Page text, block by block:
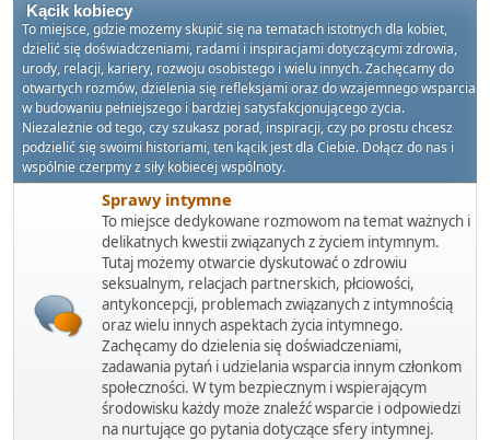
Kącik kobiecy
To miejsce, gdzie możemy skupić się na tematach istotnych dla kobiet,
dzielić się doświadczeniami, radami i inspiracjami dotyczącymi zdrowia,
urody, relacji, kariery, rozwoju osobistego i wielu innych. Zachęcamy do
otwartych rozmów, dzielenia się refleksjami oraz do wzajemnego wsparcia
w budowaniu pełniejszego i bardziej satysfakcjonującego życia.
Niezależnie od tego, czy szukasz porad, inspiracji, czy po prostu chcesz
podzielić się swoimi historiami, ten kącik jest dla Ciebie. Dołącz do nas i
wspólnie czerpmy z siły kobiecej wspólnoty.
Sprawy intymne
To miejsce dedykowane rozmowom na temat ważnych i
delikatnych kwestii związanych z życiem intymnym.
Tutaj możemy otwarcie dyskutować o zdrowiu
seksualnym, relacjach partnerskich, płciowości,
antykoncepcji, problemach związanych z intymnością
oraz wielu innych aspektach życia intymnego.
Zachęcamy do dzielenia się doświadczeniami,
zadawania pytań i udzielania wsparcia innym członkom
społeczności. W tym bezpiecznym i wspierającym
środowisku każdy może znaleźć wsparcie i odpowiedzi
na nurtujące go pytania dotyczące sfery intymnej.